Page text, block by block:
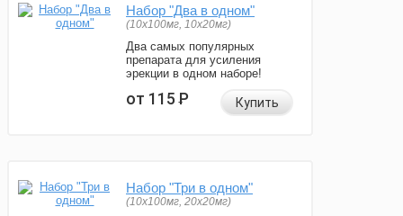
Набор "Два в одном"
(10x100мг, 10x20мг)
Два самых популярных
препарата для усиления
эрекции в одном наборе!
от 115Р Купить
Набор "Три в одном"
(10x100мг, 20x20мг)